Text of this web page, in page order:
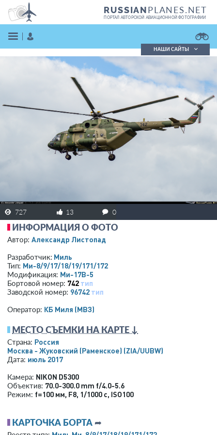
RUSSIANPLANES.NET
ПОРТАЛ АВТОРСКОЙ АВИАЦИОННОЙ ФОТОГРАФИИ
Поиск фотографий
Поиск в реестре
Кратко
НАШИ САЙТЫ
727 13 0
ИНФОРМАЦИЯ О ФОТО
Автор: Александр Листопад
Разработчик: Миль
Тип: Ми-8/9/17/18/19/171/172
Модификация: Ми-17В-5
Бортовой номер: 742 тип
Заводской номер: 96742 тип
Оператор: КБ Миля (МВЗ)
МЕСТО СЪЕМКИ НА КАРТЕ ↓
Страна: Россия
Москва - Жуковский (Раменское) (ZIA/UUBW)
Дата: июль 2017
Камера: NIKON D5300
Объектив: 70.0-300.0 mm f/4.0-5.6
Режим: f=100 мм, F8, 1/1000 с, ISO100
КАРТОЧКА БОРТА ➦